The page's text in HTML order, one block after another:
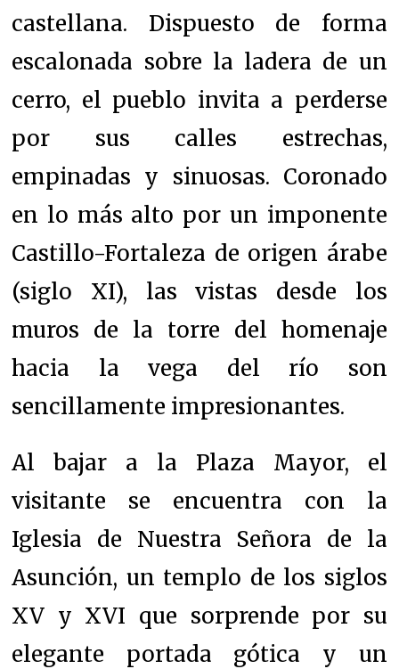
castellana. Dispuesto de forma
escalonada sobre la ladera de un
cerro, el pueblo invita a perderse
por sus calles estrechas,
empinadas y sinuosas. Coronado
en lo más alto por un imponente
Castillo-Fortaleza de origen árabe
(siglo XI), las vistas desde los
muros de la torre del homenaje
hacia la vega del río son
sencillamente impresionantes.
Al bajar a la Plaza Mayor, el
visitante se encuentra con la
Iglesia de Nuestra Señora de la
Asunción, un templo de los siglos
XV y XVI que sorprende por su
elegante portada gótica y un